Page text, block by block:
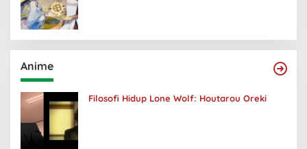
Anime
Filosofi Hidup Lone Wolf: Houtarou Oreki